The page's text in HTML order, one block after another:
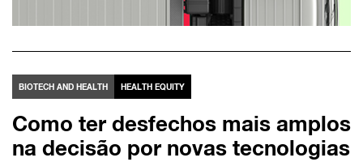
BIOTECH AND HEALTH HEALTH EQUITY
Como ter desfechos mais amplos
na decisão por novas tecnologias